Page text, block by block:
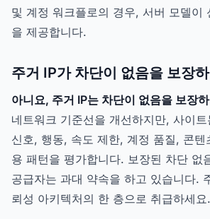
및 계정 워크플로의 경우, 서버 모델이
을 제공합니다.
주거 IP가 차단이 없음을 보장
아니요, 주거 IP는 차단이 없음을 보장
네트워크 기준선을 개선하지만, 사이
신호, 행동, 속도 제한, 계정 품질, 콘
용 패턴을 평가합니다. 보장된 차단 없
공급자는 과대 약속을 하고 있습니다.
뢰성 아키텍처의 한 층으로 취급하세요.